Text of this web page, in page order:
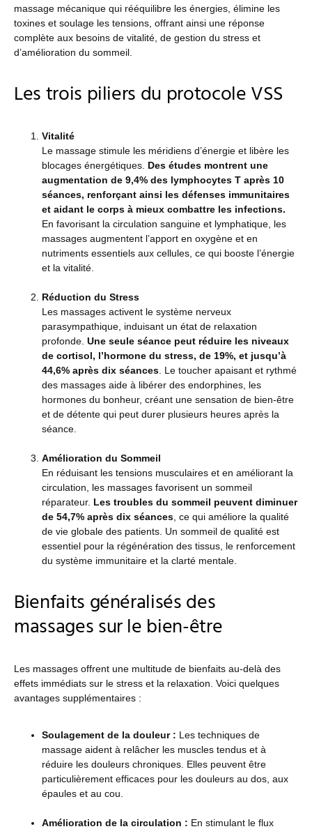
massage mécanique qui rééquilibre les énergies, élimine les
toxines et soulage les tensions, offrant ainsi une réponse
complète aux besoins de vitalité, de gestion du stress et
d’amélioration du sommeil.
Les trois piliers du protocole VSS
Vitalité
Le massage stimule les méridiens d’énergie et libère les
blocages énergétiques. Des études montrent une
augmentation de 9,4% des lymphocytes T après 10
séances, renforçant ainsi les défenses immunitaires
et aidant le corps à mieux combattre les infections​​.
En favorisant la circulation sanguine et lymphatique, les
massages augmentent l’apport en oxygène et en
nutriments essentiels aux cellules, ce qui booste l’énergie
et la vitalité.
Réduction du Stress
Les massages activent le système nerveux
parasympathique, induisant un état de relaxation
profonde. Une seule séance peut réduire les niveaux
de cortisol, l’hormone du stress, de 19%, et jusqu’à
44,6% après dix séances ​​. Le toucher apaisant et rythmé
des massages aide à libérer des endorphines, les
hormones du bonheur, créant une sensation de bien-être
et de détente qui peut durer plusieurs heures après la
séance.
Amélioration du Sommeil
En réduisant les tensions musculaires et en améliorant la
circulation, les massages favorisent un sommeil
réparateur. Les troubles du sommeil peuvent diminuer
de 54,7% après dix séances , ce qui améliore la qualité
de vie globale des patients​​. Un sommeil de qualité est
essentiel pour la régénération des tissus, le renforcement
du système immunitaire et la clarté mentale.
Bienfaits généralisés des
massages sur le bien-être
Les massages offrent une multitude de bienfaits au-delà des
effets immédiats sur le stress et la relaxation. Voici quelques
avantages supplémentaires :
Soulagement de la douleur : Les techniques de
massage aident à relâcher les muscles tendus et à
réduire les douleurs chroniques. Elles peuvent être
particulièrement efficaces pour les douleurs au dos, aux
épaules et au cou.
Amélioration de la circulation : En stimulant le flux